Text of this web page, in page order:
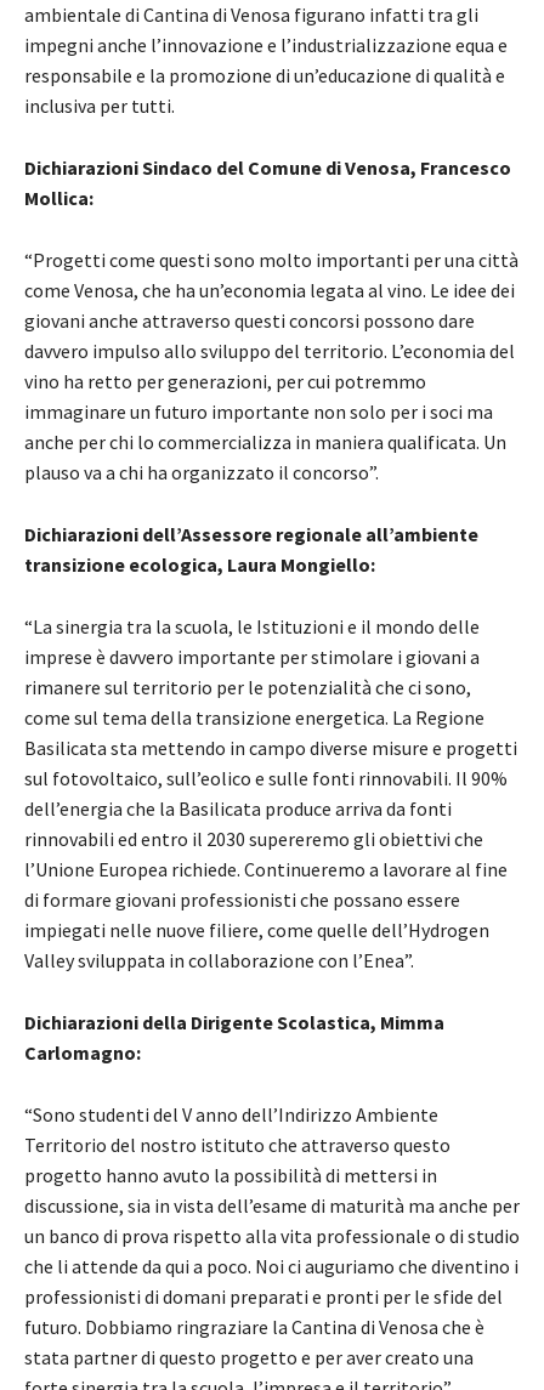
ambientale di Cantina di Venosa figurano infatti tra gli
impegni anche l’innovazione e l’industrializzazione equa e
responsabile e la promozione di un’educazione di qualità e
inclusiva per tutti.
Dichiarazioni Sindaco del Comune di Venosa, Francesco
Mollica:
“Progetti come questi sono molto importanti per una città
come Venosa, che ha un’economia legata al vino. Le idee dei
giovani anche attraverso questi concorsi possono dare
davvero impulso allo sviluppo del territorio. L’economia del
vino ha retto per generazioni, per cui potremmo
immaginare un futuro importante non solo per i soci ma
anche per chi lo commercializza in maniera qualificata. Un
plauso va a chi ha organizzato il concorso”.
Dichiarazioni dell’Assessore regionale all’ambiente
transizione ecologica, Laura Mongiello:
“La sinergia tra la scuola, le Istituzioni e il mondo delle
imprese è davvero importante per stimolare i giovani a
rimanere sul territorio per le potenzialità che ci sono,
come sul tema della transizione energetica. La Regione
Basilicata sta mettendo in campo diverse misure e progetti
sul fotovoltaico, sull’eolico e sulle fonti rinnovabili. Il 90%
dell’energia che la Basilicata produce arriva da fonti
rinnovabili ed entro il 2030 supereremo gli obiettivi che
l’Unione Europea richiede. Continueremo a lavorare al fine
di formare giovani professionisti che possano essere
impiegati nelle nuove filiere, come quelle dell’Hydrogen
Valley sviluppata in collaborazione con l’Enea”.
Dichiarazioni della Dirigente Scolastica, Mimma
Carlomagno:
“Sono studenti del V anno dell’Indirizzo Ambiente
Territorio del nostro istituto che attraverso questo
progetto hanno avuto la possibilità di mettersi in
discussione, sia in vista dell’esame di maturità ma anche per
un banco di prova rispetto alla vita professionale o di studio
che li attende da qui a poco. Noi ci auguriamo che diventino i
professionisti di domani preparati e pronti per le sfide del
futuro. Dobbiamo ringraziare la Cantina di Venosa che è
stata partner di questo progetto e per aver creato una